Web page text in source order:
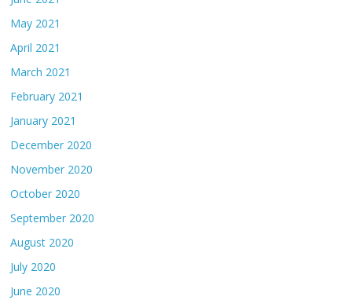
May 2021
April 2021
March 2021
February 2021
January 2021
December 2020
November 2020
October 2020
September 2020
August 2020
July 2020
June 2020